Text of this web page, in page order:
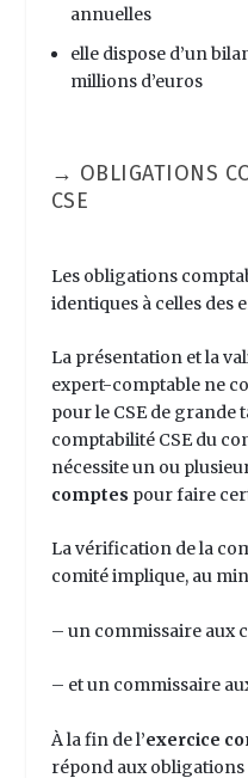
annuelles
elle dispose d’un
millions d’euros
→ OBLIGATIONS
CSE
Les obligations
identiques à celles des
La présentation et la
expert-comptable ne
pour le CSE de grande
comptabilité CSEdu
nécessite un ou
comptes pour faire
La vérification dela
comité implique, au
– un commissaire aux
– et un commissaire
À la fin de l’exercice
répond aux obligations